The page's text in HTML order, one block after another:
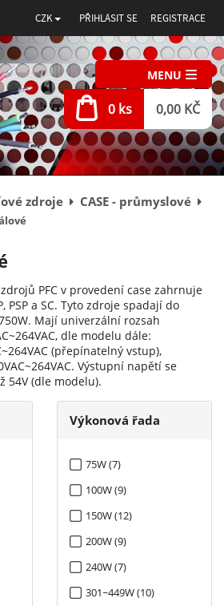
CZK PŘIHLÁSIT SE REGISTRACE
MENU
0 ks 0,00 KČ
zdroje
CASE - průmyslové
PFC v provedení case zahrnuje
PSP a SC. Tyto zdroje spadají do
Mají univerzální rozsah
dle modelu dále:
(přepínatelný vstup),
Výstupní napětí se
54V (dle modelu).
Výkonová řada
75W (7)
100W (9)
150W (12)
200W (9)
240W (7)
301~449W (10)